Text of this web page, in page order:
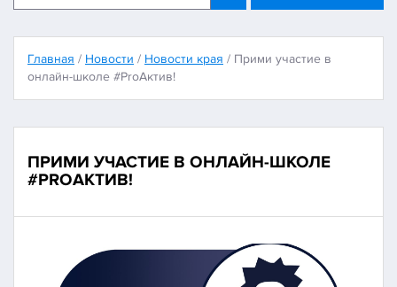
Главная / Новости / Новости края / Прими участие в
онлайн-школе #ProАктив!
ПРИМИ УЧАСТИЕ В ОНЛАЙН-ШКОЛЕ
#PROАКТИВ!